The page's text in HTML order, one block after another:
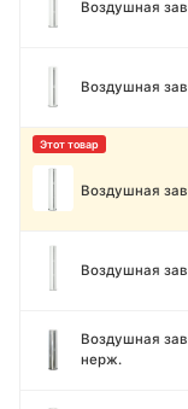
Воздушная
Воздушная
Воздушная
Воздушная
Воздушная
нерж.